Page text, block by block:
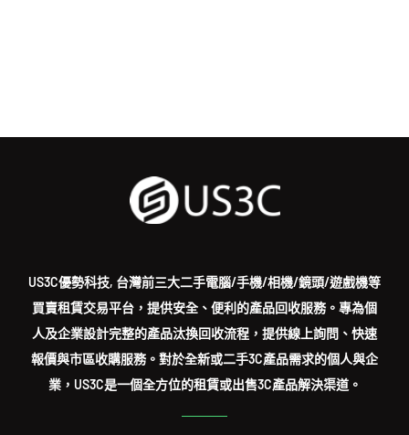
US3C優勢科技, 台灣前三大二手電腦/手機/相機/鏡頭/遊戲機等
買賣租賃交易平台，提供安全、便利的產品回收服務。專為個
人及企業設計完整的產品汰換回收流程，提供線上詢問、快速
報價與市區收購服務。對於全新或二手3C產品需求的個人與企
業，US3C是一個全方位的租賃或出售3C產品解決渠道。